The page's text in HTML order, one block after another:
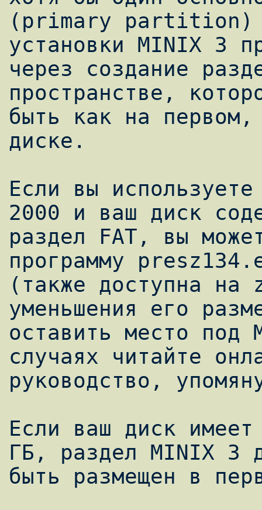
(primary partition)
установки MINIX 3
через создание
пространстве,
быть как на
диске.
Если вы
2000 и ваш диск
раздел FAT, вы
программу
(также доступна на
уменьшения его
оставить место под
случаях читайте
руководство,
Если ваш диск
ГБ, раздел MINIX 3
быть размещен в